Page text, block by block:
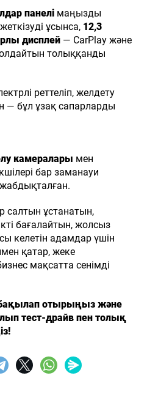
панелі маңызды
ұсынса, 12,3
дисплей — CarPlay және
толыққанды
реттеліп, желдету
— бұл ұзақ сапарларды
камералары мен
бар заманауи
жабдықталған.
салтын ұстанатын,
бағалайтын, жолсыз
келетін адамдар үшін
қатар, жеке
мақсатта сенімді
отырыңыз және
тест-драйв пен толық